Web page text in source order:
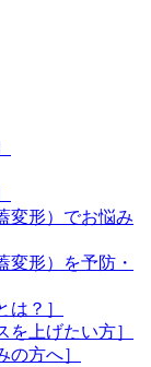
変形）でお悩み
変形）を予防・
は？］
を上げたい方］
の方へ］